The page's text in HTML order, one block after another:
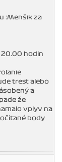
:Menšik za
20.00 hodin
trest alebo
a
že
vplyv na
body